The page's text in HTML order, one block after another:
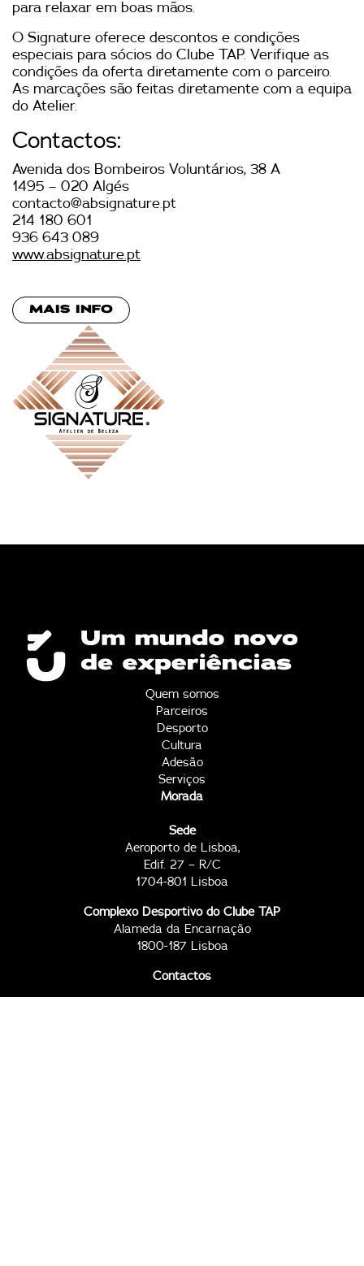
para relaxar em boas mãos.
O Signature oferece descontos e condições
especiais para sócios do Clube TAP. Verifique as
condições da oferta diretamente com o parceiro.
As marcações são feitas diretamente com a equipa
do Atelier.
Contactos:
Avenida dos Bombeiros Voluntários, 38 A
1495 – 020 Algés
contacto@absignature.pt
214 180 601
936 643 089
www.absignature.pt
MAIS INFO
Quem somos
Parceiros
Desporto
Cultura
Adesão
Serviços
Morada
Sede
Aeroporto de Lisboa,
Edif. 27 – R/C
1704-801 Lisboa
Complexo Desportivo do Clube TAP
Alameda da Encarnação
1800-187 Lisboa
Contactos